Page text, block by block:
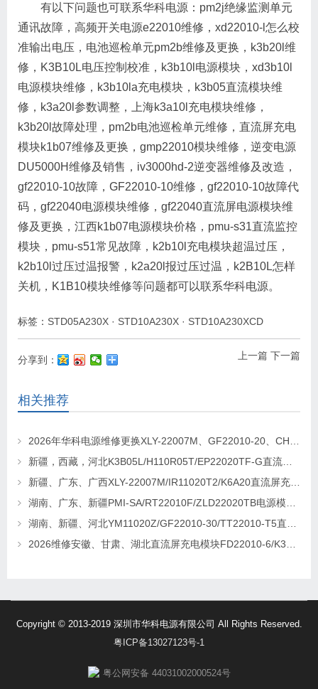
有以下问题也可联系华科电源：pm2j绝缘监测单元
通讯故障，高频开关电源e22010维修，xd22010-l怎么校
准输出电压，电池巡检单元pm2b维修及更换，k3b20l维
修，K3B10L电压控制校准，k3b10l电源模块，xd3b10l
电源模块维修，k3b10la充电模块，k3b05直流模块维
修，k3a20l参数调整，上海k3a10l充电模块维修，
k3b20l故障处理，pm2b电池巡检单元维修，直流屏充电
模块k1b07维修及更换，gmp22010模块维修，逆变电源
DU5000H维修及销售，iv3000hd-2逆变器维修及改造，
gf22010-10故障，GF22010-10维修，gf22010-10故障代
码，gf22040电源模块维修，gf22040直流屏电源模块维
修及更换，江西k1b07电源模块价格，pmu-s31直流监控
模块，pmu-s51常见故障，k2b10l充电模块超温过压，
k2b10l过压过温报警，k2a20l报过压过温，k2B10L怎样
关机，K1B10模块维修等问题都可以联系华科电源。
标签： STD05A230X · STD10A230X · STD10A230XCD
上一篇 下一篇
分享到：
相关推荐
Copyright © 2013-2019 深圳市华科电源有限公司 All Rights Reserved.
粤ICP备13027123号-1
粤公网安备 44031002000524号